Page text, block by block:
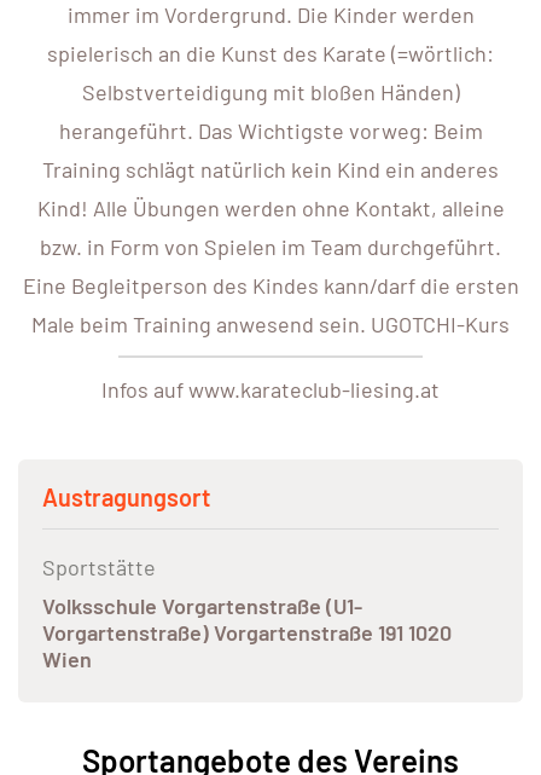
immer im Vordergrund. Die Kinder werden
spielerisch an die Kunst des Karate (=wörtlich:
Selbstverteidigung mit bloßen Händen)
herangeführt. Das Wichtigste vorweg: Beim
Training schlägt natürlich kein Kind ein anderes
Kind! Alle Übungen werden ohne Kontakt, alleine
bzw. in Form von Spielen im Team durchgeführt.
Eine Begleitperson des Kindes kann/darf die ersten
Male beim Training anwesend sein. UGOTCHI-Kurs
Infos auf www.karateclub-liesing.at
Austragungsort
Sportstätte
Volksschule Vorgartenstraße (U1-
Vorgartenstraße) Vorgartenstraße 191 1020
Wien
Sportangebote des Vereins